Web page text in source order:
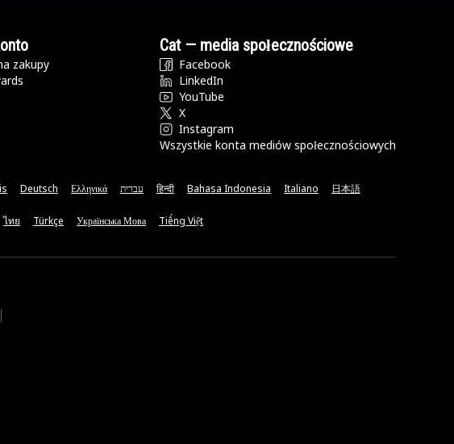
zakupy
Cat — media społecznościowe
Facebook
LinkedIn
YouTube
X
Instagram
Wszystkie konta mediów społecznościowych
Deutsch Ελληνικά עברית हिन्दी Bahasa Indonesia Italiano 日本語
ไทย Türkçe Українська Мова Tiếng Việt